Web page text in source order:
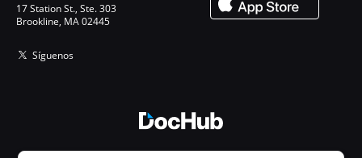
17 Station St., Ste. 303
Brookline, MA 02445
Síguenos